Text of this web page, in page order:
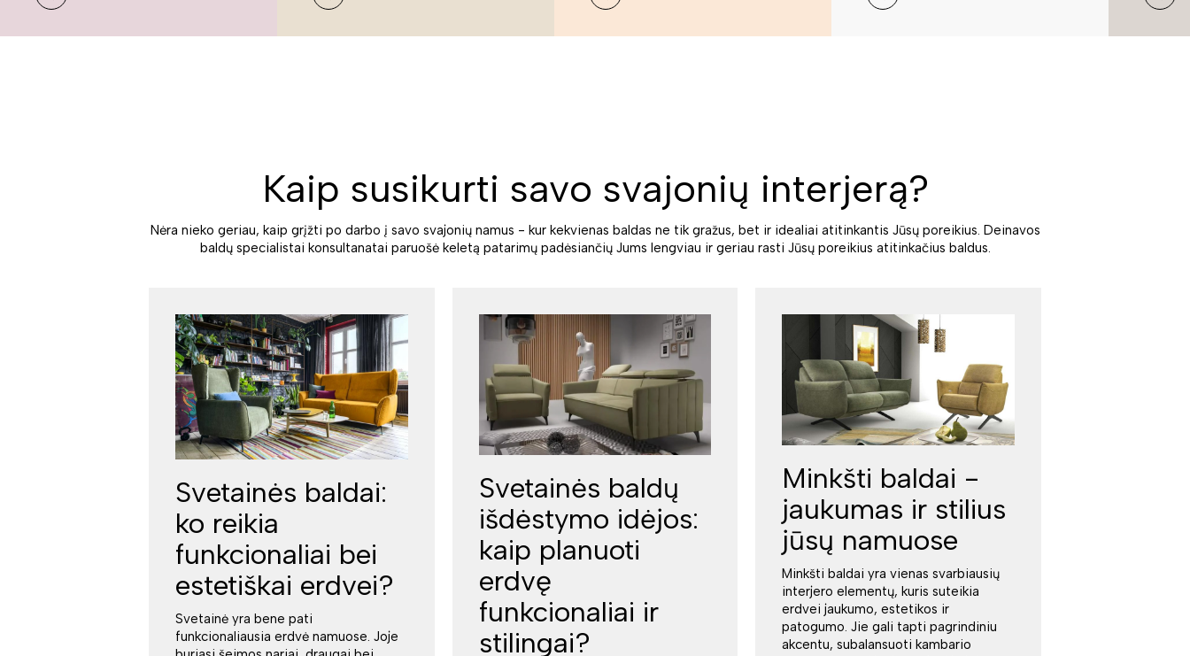
Kaip susikurti savo svajonių interjerą?
Nėra nieko geriau, kaip grįžti po darbo į savo svajonių namus - kur kekvienas baldas ne tik gražus, bet ir idealiai atitinkantis Jūsų poreikius. Deinavos
baldų specialistai konsultanatai paruošė keletą patarimų padėsiančių Jums lengviau ir geriau rasti Jūsų poreikius atitinkačius baldus.
Svetainės baldai:
ko reikia
funkcionaliai bei
estetiškai erdvei?
Svetainė yra bene pati
funkcionaliausia erdvė namuose. Joje
Svetainės baldų
išdėstymo idėjos:
kaip planuoti
erdvę
funkcionaliai ir
stilingai?
Minkšti baldai -
jaukumas ir stilius
jūsų namuose
Minkšti baldai yra vienas svarbiausių
interjero elementų, kuris suteikia
erdvei jaukumo, estetikos ir
patogumo. Jie gali tapti pagrindiniu
akcentu, subalansuoti kambario